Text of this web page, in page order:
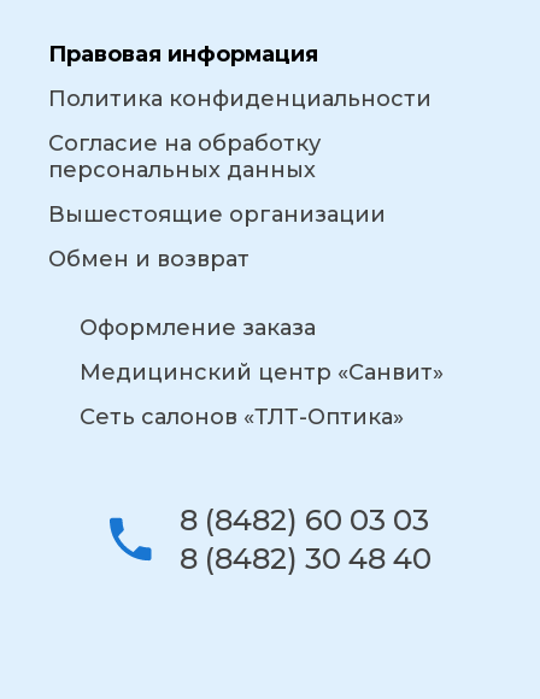
Правовая информация
Политика конфиденциальности
Согласие на обработку
персональных данных
Вышестоящие организации
Обмен и возврат
Оформление заказа
Медицинский центр «Санвит»
Сеть салонов «ТЛТ-Оптика»
8 (8482) 60 03 03
8 (8482) 30 48 40